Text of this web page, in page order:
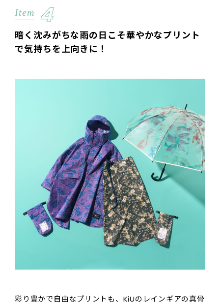
Item 4
暗く沈みがちな雨の日こそ華やかなプリント
で気持ちを上向きに！
彩り豊かで自由なプリントも、KiUのレインギアの真骨